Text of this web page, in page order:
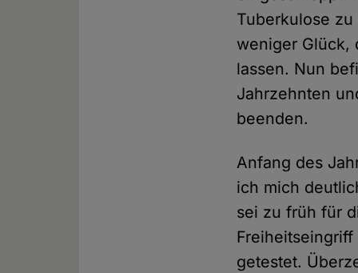
Tuberkulose
weniger Glück,
lassen. Nun
Jahrzehnten
beenden.
Anfang des
ich mich
sei zu früh für
getestet.